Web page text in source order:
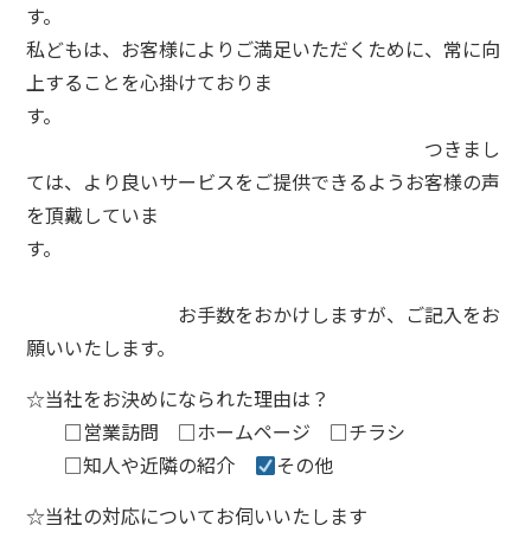
す。
私どもは、お客様によりご満足いただくために、常に向
上することを心掛けておりま
す。
つきまし
ては、より良いサービスをご提供できるようお客様の声
を頂戴していま
す。
お手数をおかけしますが、ご記入をお
願いいたします。
☆当社をお決めになられた理由は？
□営業訪問 □ホームページ □チラシ
□知人や近隣の紹介
その他
☆当社の対応についてお伺いいたします